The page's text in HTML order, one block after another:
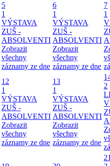
5
1
VÝSTAVA
ZUŠ -
ABSOLVENTI
Zobrazit
všechny
záznamy ze dne
6
1
VÝSTAVA
ZUŠ -
ABSOLVENTI
Zobrazit
všechny
záznamy ze dne
7
1
12
1
VÝSTAVA
ZUŠ -
ABSOLVENTI
Zobrazit
všechny
záznamy ze dne
13
1
VÝSTAVA
ZUŠ -
ABSOLVENTI
Zobrazit
všechny
záznamy ze dne
2